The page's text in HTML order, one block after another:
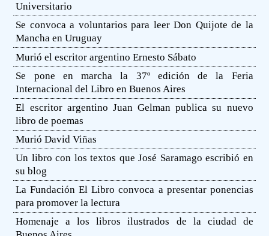
Universitario
Se convoca a voluntarios para leer Don Quijote de la
Mancha en Uruguay
Murió el escritor argentino Ernesto Sábato
Se pone en marcha la 37º edición de la Feria
Internacional del Libro en Buenos Aires
El escritor argentino Juan Gelman publica su nuevo
libro de poemas
Murió David Viñas
Un libro con los textos que José Saramago escribió en
su blog
La Fundación El Libro convoca a presentar ponencias
para promover la lectura
Homenaje a los libros ilustrados de la ciudad de